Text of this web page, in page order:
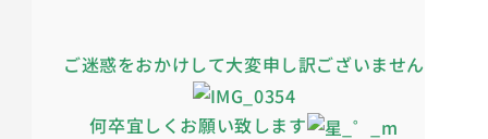
ご迷惑をおかけして大変申し訳ございません
何卒宜しくお願い致します